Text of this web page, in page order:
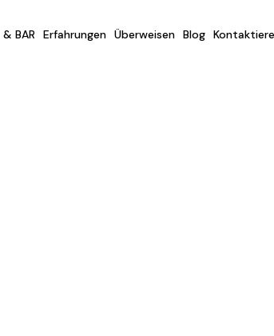
& BAR Erfahrungen Überweisen Blog